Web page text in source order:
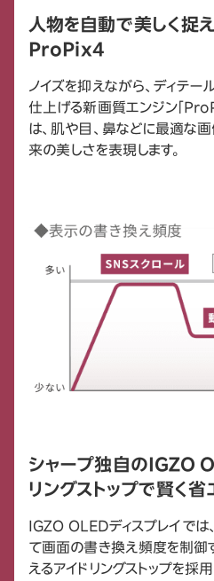
人物を自動で美しく捉
ProPix4
ノイズを抑えながら、ディテー
仕上げる新画質エンジン「
は、肌や目、鼻などに最適な
来の美しさを表現します。
シャープ独自のIGZO
リングストップで賢く省
IGZO OLEDディスプレイで
て画面の書き換え頻度を制御
えるアイドリングストップを